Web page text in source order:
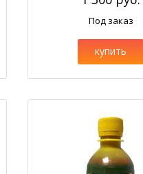
Под заказ
купить